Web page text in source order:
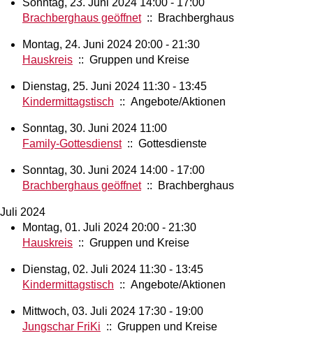
Brachberghaus geöffnet:: Brachberghaus
Montag, 24. Juni 2024 20:00 - 21:30
Hauskreis :: Gruppen und Kreise
Dienstag, 25. Juni 2024 11:30 - 13:45
Kindermittagstisch :: Angebote/Aktionen
Sonntag, 30. Juni 2024 11:00
Family-Gottesdienst:: Gottesdienste
Sonntag, 30. Juni 2024 14:00 - 17:00
Brachberghaus geöffnet:: Brachberghaus
Juli 2024
Montag, 01. Juli 2024 20:00 - 21:30
Hauskreis :: Gruppen und Kreise
Dienstag, 02. Juli 2024 11:30 - 13:45
Kindermittagstisch :: Angebote/Aktionen
Mittwoch, 03. Juli 2024 17:30 - 19:00
Jungschar FriKi :: Gruppen und Kreise